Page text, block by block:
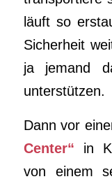
läuft so
Sicherheit
ja jemand
unterstützen.
Dann vor
Center“ in
von einem